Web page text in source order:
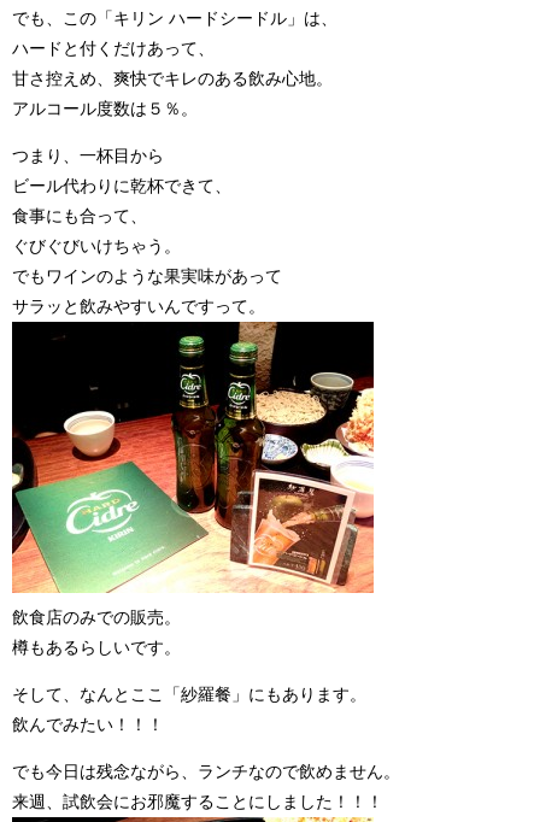
でも、この「キリン ハードシードル」は、
ハードと付くだけあって、
甘さ控えめ、爽快でキレのある飲み心地。
アルコール度数は５％。
つまり、一杯目から
ビール代わりに乾杯できて、
食事にも合って、
ぐびぐびいけちゃう。
でもワインのような果実味があって
サラッと飲みやすいんですって。
飲食店のみでの販売。
樽もあるらしいです。
そして、なんとここ「紗羅餐」にもあります。
飲んでみたい！！！
でも今日は残念ながら、ランチなので飲めません。
来週、試飲会にお邪魔することにしました！！！